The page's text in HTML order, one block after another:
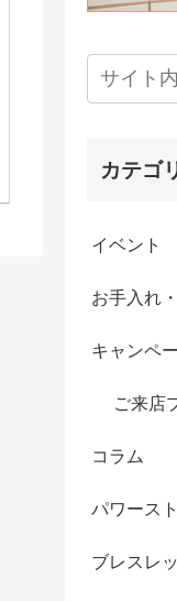
カテゴ
イベント
お手入れ
キャンペ
ご来店
コラム
パワース
ブレスレ